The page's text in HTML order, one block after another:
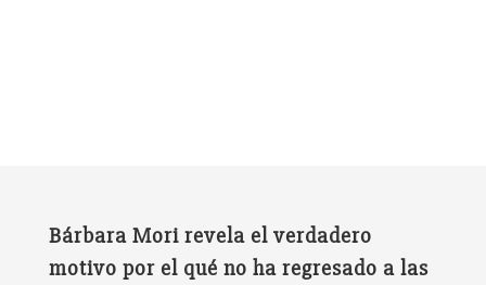
Bárbara Mori revela el verdadero
motivo por el qué no ha regresado a las